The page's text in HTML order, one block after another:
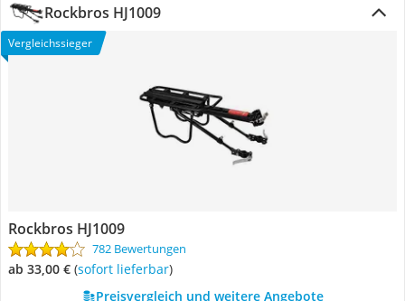
Rockbros HJ1009
Vergleichssieger
Rockbros HJ1009
782 Bewertungen
ab 33,00 € ( Sofort lieferbar)
Preisvergleich und weitere Angebote